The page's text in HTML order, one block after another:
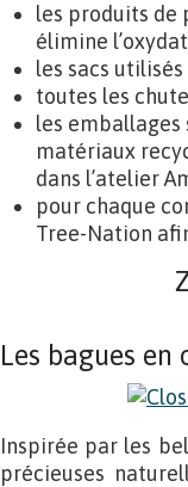
les produits de
élimine
les sacs
toutes les
les emballages
matériaux
dans l’atelier
pour chaque
Tree-Nation
Les bagues en
Inspirée par les
précieuses